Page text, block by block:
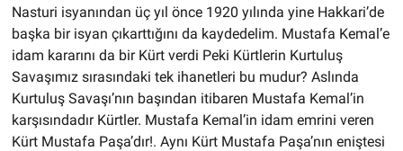
Nasturi isyanından üç yıl önce 1920 yılında yine Hakkari’de
başka bir isyan çıkarttığını da kaydedelim. Mustafa Kemal’e
idam kararını da bir Kürt verdi Peki Kürtlerin Kurtuluş
Savaşımız sırasındaki tek ihanetleri bu mudur? Aslında
Kurtuluş Savaşı’nın başından itibaren Mustafa Kemal’in
karşısındadır Kürtler. Mustafa Kemal’in idam emrini veren
Kürt Mustafa Paşa’dır!. Aynı Kürt Mustafa Paşa’nın eniştesi